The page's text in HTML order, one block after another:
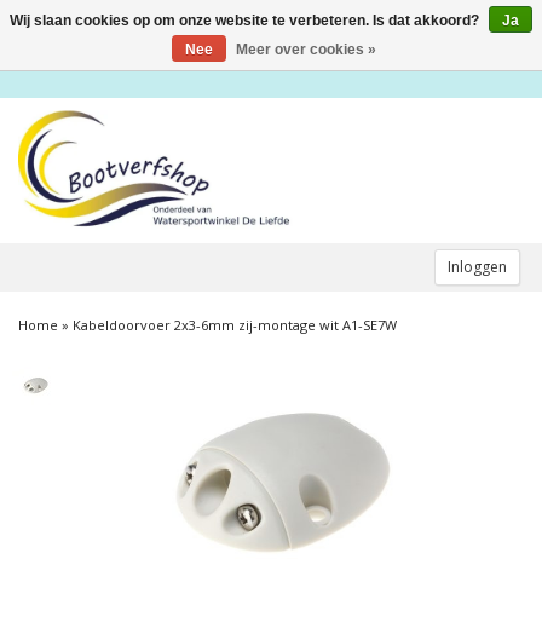
Inloggen
Toggle
Home » Kabeldoorvoer 2x3-6mm zij-montage wit A1-SE7W
Wij slaan cookies op om onze website te verbeteren. Is dat akkoord?
Ja
Nee
Meer over cookies »